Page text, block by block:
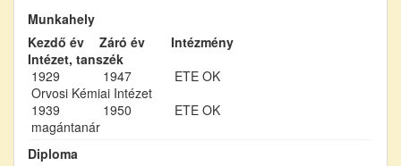
Munkahely
Kezdő év
Záró év
Intézmény
Intézet, tanszék
1929
1947
ETE OK
Orvosi Kémiai Intézet
1939
1950
ETE OK
magántanár
Diploma